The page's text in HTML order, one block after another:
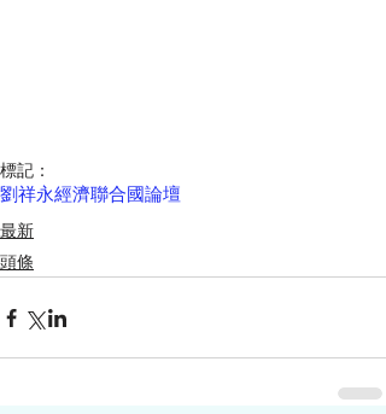
標記：
劉祥永經濟聯合國論壇
最新
頭條